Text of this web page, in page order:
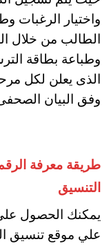
واختيار الرغبات
الطالب من خلال
وطباعة بطاقة
الذى يعلن لكل
وفق البيان
طريقة معرفة
التنسيق
يمكنك الحصول